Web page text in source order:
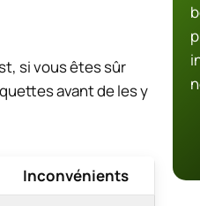
si vous êtes sûr
avant de les y
Inconvénients